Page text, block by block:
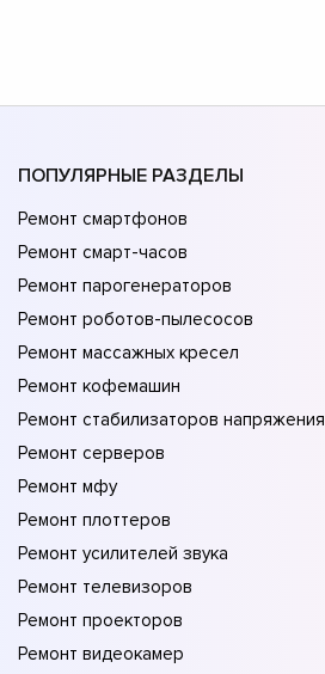
ПОПУЛЯРНЫЕ РАЗДЕЛЫ
Ремонт смартфонов
Ремонт смарт-часов
Ремонт парогенераторов
Ремонт роботов-пылесосов
Ремонт массажных кресел
Ремонт кофемашин
Ремонт стабилизаторов напряжения
Ремонт серверов
Ремонт мфу
Ремонт плоттеров
Ремонт усилителей звука
Ремонт телевизоров
Ремонт проекторов
Ремонт видеокамер